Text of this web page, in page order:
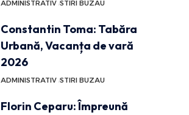
ADMINISTRATIV STIRI BUZAU
Constantin Toma: Tabăra
Urbană, Vacanța de vară
2026
ADMINISTRATIV STIRI BUZAU
Florin Ceparu: Împreună